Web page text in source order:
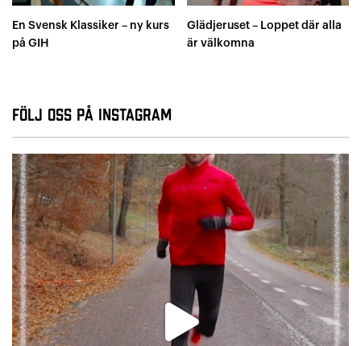
En Svensk Klassiker – ny kurs
på GIH
Glädjeruset – Loppet där alla
är välkomna
Följ oss på Instagram